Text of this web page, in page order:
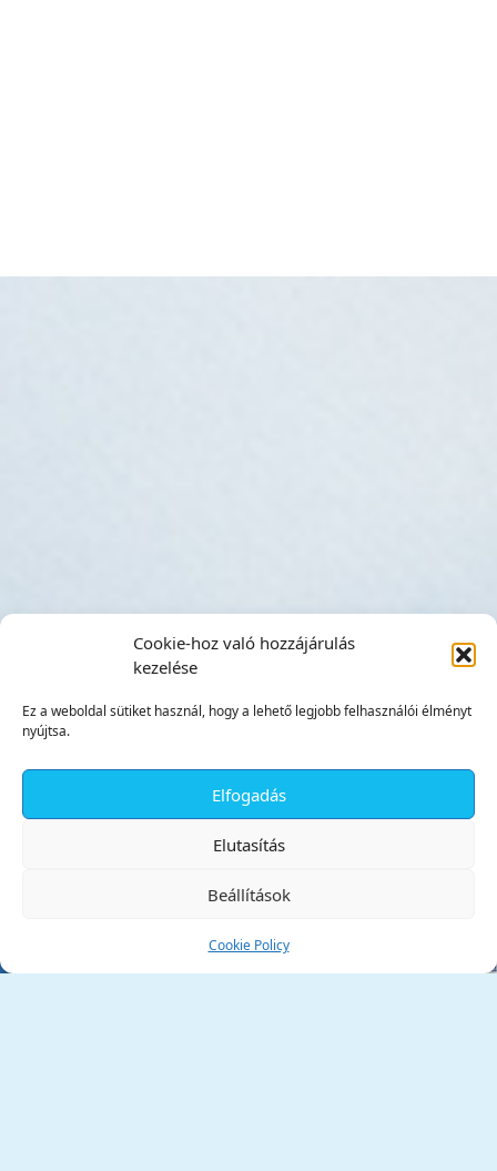
Cookie-hoz való hozzájárulás
kezelése
Ez a weboldal sütiket használ, hogy a lehető legjobb felhasználói élményt
nyújtsa.
Elfogadás
Elutasítás
Beállítások
Cookie Policy
Tata Város Önkormányzata
✕